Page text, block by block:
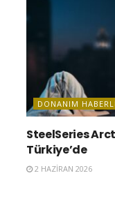
DONANIM
SteelSeries
Türkiye’de
2 HAZIRAN 2026